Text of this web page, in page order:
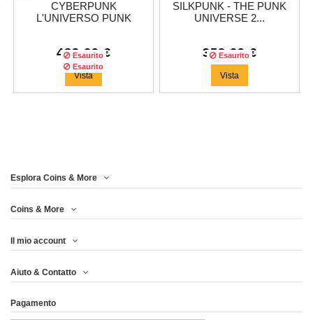
CYBERPUNK
L'UNIVERSO PUNK
483,29 €
Esaurito
Vista
SILKPUNK - THE PUNK
UNIVERSE 2...
358,29 €
Esaurito
Vista
Tiratura:
PUNK UNIVERSE 2...
291,63 €
Esaurito
Esplora Coins & More
Coins & More
Il mio account
Aiuto & Contatto
Pagamento